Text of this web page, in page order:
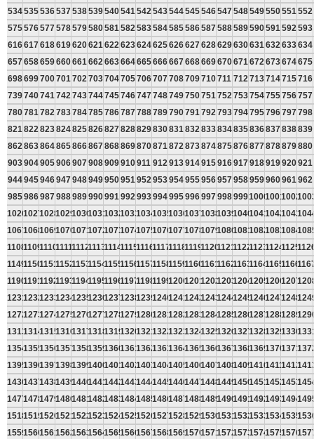
534535536537538539540541 542 543544545546547548549550551 552
575576577578579580581 582 583584585586587588589590591 592 593
616617618619620621 622 623624625626627628629630631 632 633634
657658659660661 662 663664665666667668669670671 672 673674675
698699700701 702 703704705706707708709710711 712 713714715716
739740741 742 743744745746747748749750751 752 753754755756757
780781 782 783784785786787788789790791 792 793794795796797798
821 822 823824825826827828829830831 832 833834835836837838839
862 863864865866867868869870871 872 873874875876877878879880
903904905906907908909910911 912 913914915916917918919920921
944945946947948949950951 952 953954955956957958959960961 962
985986987988989990991 992 993994995996997998999100010011002
102610271028102910301031103210331034103510361037103810391040104110421043
106710681069107010711072107310741075107610771078107910801081108210831084
110811091110111111121113111411151116111711181119112011211122112311241125
114911501151115211531154115511561157115811591160116111621163116411651166
119011911192119311941195119611971198119912001201120212031204120512061207
123112321233123412351236123712381239124012411242124312441245124612471248
127212731274127512761277127812791280128112821283128412851286128712881289
131313141315131613171318131913201321132213231324132513261327132813291330
135413551356135713581359136013611362136313641365136613671368136913701371
139513961397139813991400140114021403140414051406140714081409141014111412
143614371438143914401441144214431444144514461447144814491450145114521453
147714781479148014811482148314841485148614871488148914901491149214931494
151815191520152115221523152415251526152715281529153015311532153315341535
155915601561156215631564156515661567156815691570157115721573157415751576